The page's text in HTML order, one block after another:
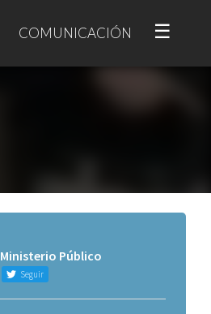
COMUNICACIÓN ☰
Ministerio Público
Seguir